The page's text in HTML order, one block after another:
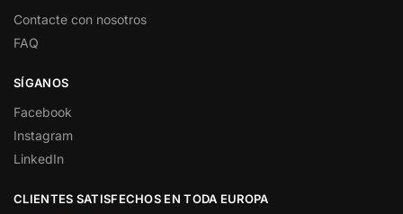
Contacte con nosotros
FAQ
SÍGANOS
Facebook
Instagram
LinkedIn
CLIENTES SATISFECHOS EN TODA EUROPA